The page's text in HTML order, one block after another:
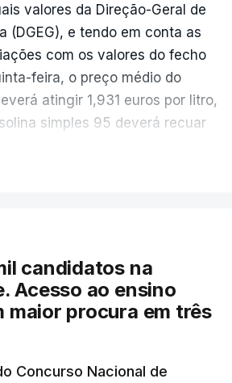
valores da Direção-Geral de
(DGEG), e tendo em conta as
com os valores do fecho
feira, o preço médio do
atingir 1,931 euros por litro,
simples 95 deverá recuar
internacionais do petróleo,
a marca e a localização.
do Imposto sobre os
(ISP) também poderá
candidatos na
Acesso ao ensino
maior procura em três
Concurso Nacional de